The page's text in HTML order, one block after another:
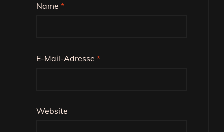
Name *
E-Mail-Adresse *
Website